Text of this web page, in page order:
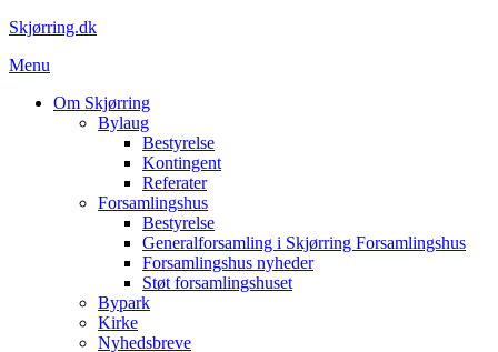
Spring
indhold
Skjørring.dk
Menu
Om Skjørring
Bylaug
Bestyrelse
Kontingent
Referater
Forsamlingshus
Bestyrelse
Generalforsamling i Skjørring Forsamlingshus
Forsamlingshus nyheder
Støt forsamlingshuset
Bypark
Kirke
Nyhedsbreve